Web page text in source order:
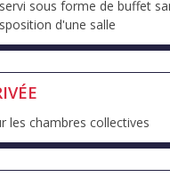
sous forme de buffet
d'une salle
les chambres collectives